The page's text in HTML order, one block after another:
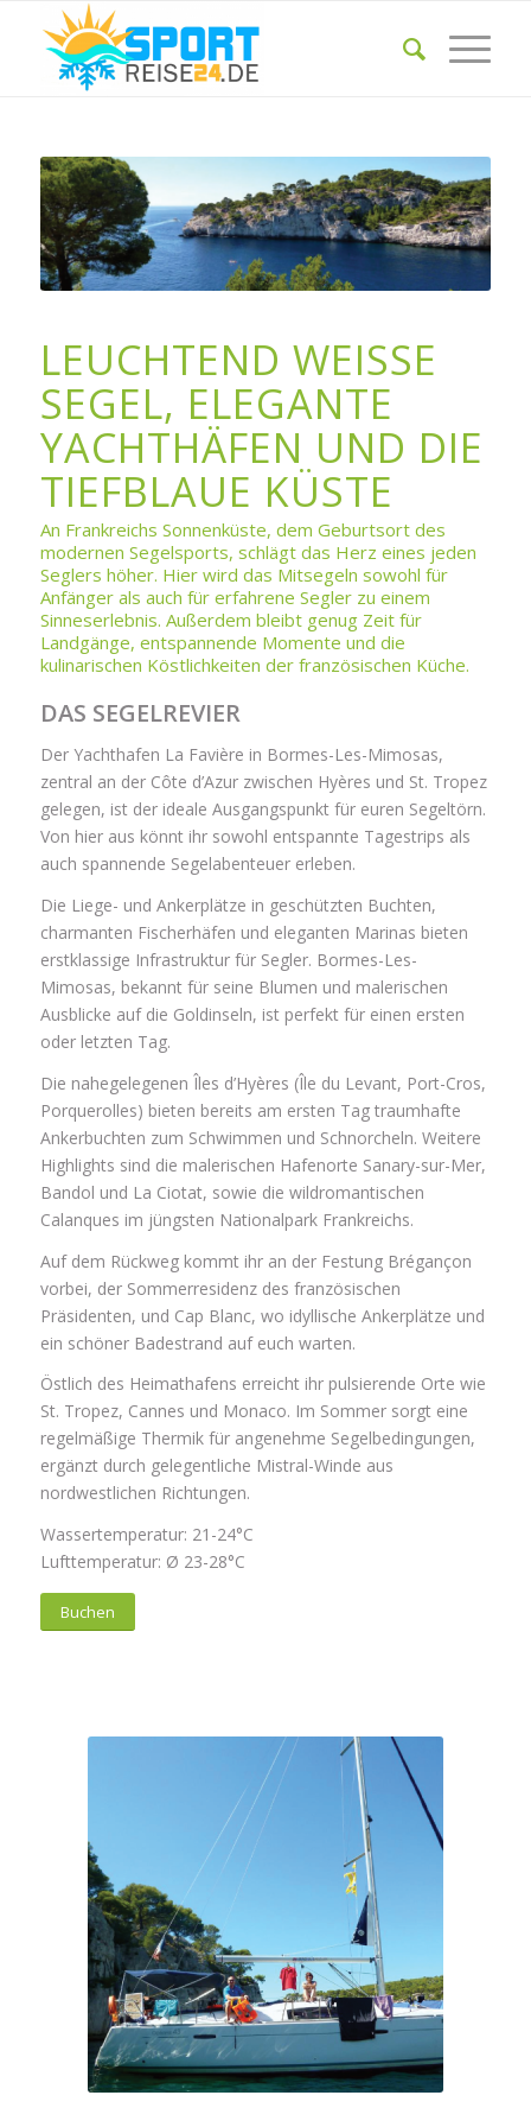
LEUCHTEND WEISSE S
EGEL, ELEGANTE Y
ACHTHÄFEN UND DIE T
IEFBLAUE KÜSTE
An Frankreichs Sonnenküste, dem Geburtsort des
modernen Segelsports, schlägt das Herz eines jeden
Seglers höher. Hier wird das Mitsegeln sowohl für
Anfänger als auch für erfahrene Segler zu einem
Sinneserlebnis. Außerdem bleibt genug Zeit für
Landgänge, entspannende Momente und die
kulinarischen Köstlichkeiten der französischen Küche.
DAS SEGELREVIER
Der Yachthafen La Favière in Bormes-Les-Mimosas,
zentral an der Côte d’Azur zwischen Hyères und St. Tropez
gelegen, ist der ideale Ausgangspunkt für euren Segeltörn.
Von hier aus könnt ihr sowohl entspannte Tagestrips als
auch spannende Segelabenteuer erleben.
Die Liege- und Ankerplätze in geschützten Buchten,
charmanten Fischerhäfen und eleganten Marinas bieten
erstklassige Infrastruktur für Segler. Bormes-Les-
Mimosas, bekannt für seine Blumen und malerischen
Ausblicke auf die Goldinseln, ist perfekt für einen ersten
oder letzten Tag.
Die nahegelegenen Îles d’Hyères (Île du Levant, Port-Cros,
Porquerolles) bieten bereits am ersten Tag traumhafte
Ankerbuchten zum Schwimmen und Schnorcheln. Weitere
Highlights sind die malerischen Hafenorte Sanary-sur-Mer,
Bandol und La Ciotat, sowie die wildromantischen
Calanques im jüngsten Nationalpark Frankreichs.
Auf dem Rückweg kommt ihr an der Festung Brégançon
vorbei, der Sommerresidenz des französischen
Präsidenten, und Cap Blanc, wo idyllische Ankerplätze und
ein schöner Badestrand auf euch warten.
Östlich des Heimathafens erreicht ihr pulsierende Orte wie
St. Tropez, Cannes und Monaco. Im Sommer sorgt eine
regelmäßige Thermik für angenehme Segelbedingungen,
ergänzt durch gelegentliche Mistral-Winde aus
nordwestlichen Richtungen.
Wassertemperatur: 21-24°C
Lufttemperatur: Ø 23-28°C
Buchen